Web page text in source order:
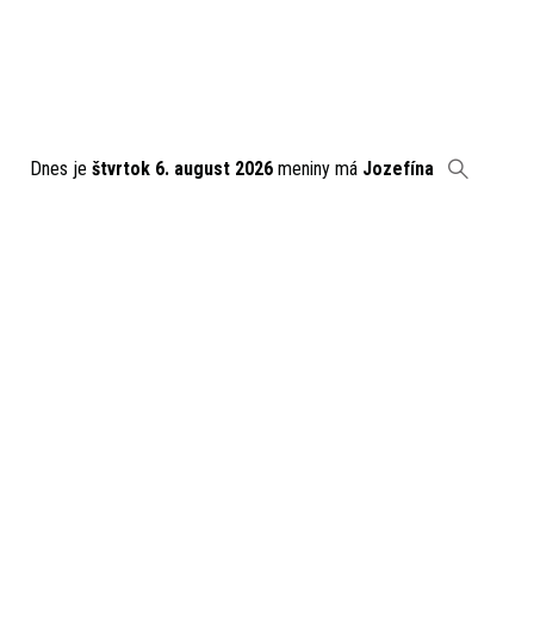
Dnes je štvrtok 6. august 2026 meniny má Jozefína